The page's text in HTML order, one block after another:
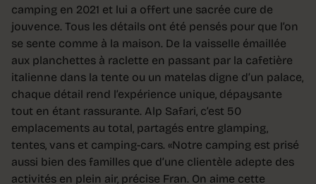
camping en 2021 et lui a offert une sacrée cure de
jouvence. Tous les détails ont été pensés pour que l’on
se sente comme à la maison. De la vaisselle émaillée
aux planchettes à raclette en passant par la cafetière
italienne dans la tente ou un matelas digne d’un palace,
chaque détail rend l’expérience unique, dépaysante
tout en étant rassurante. Alp Safari, c’est 50
emplacements au total, partagés entre glamping,
tentes, vans et camping-cars. «Notre camping est prisé
aussi bien des familles que d’une clientèle adepte des
activités en plein air, précise Fran. On aime cette